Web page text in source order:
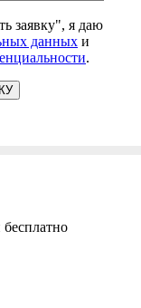
заявку", я даю
данных и
.